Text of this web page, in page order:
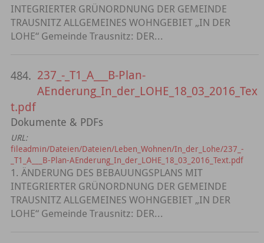
INTEGRIERTER GRÜNORDNUNG DER GEMEINDE
TRAUSNITZ ALLGEMEINES WOHNGEBIET „IN DER
LOHE“ Gemeinde Trausnitz: DER...
484. 237_-_T1_A___B-Plan-
AEnderung_In_der_LOHE_18_03_2016_Tex
t.pdf
Dokumente & PDFs
URL:
fileadmin/Dateien/Dateien/Leben_Wohnen/In_der_Lohe/237_-
_T1_A___B-Plan-AEnderung_In_der_LOHE_18_03_2016_Text.pdf
1. ÄNDERUNG DES BEBAUUNGSPLANS MIT
INTEGRIERTER GRÜNORDNUNG DER GEMEINDE
TRAUSNITZ ALLGEMEINES WOHNGEBIET „IN DER
LOHE“ Gemeinde Trausnitz: DER...